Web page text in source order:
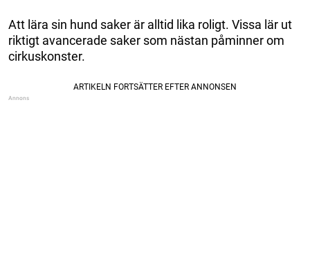
Att lära sin hund saker är alltid lika roligt. Vissa lär ut
riktigt avancerade saker som nästan påminner om
cirkuskonster.